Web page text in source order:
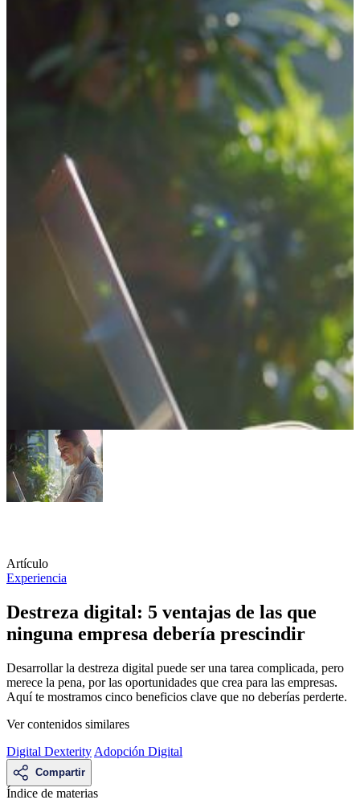
Artículo
Experiencia
Destreza digital: 5 ventajas de las que
ninguna empresa debería prescindir
Desarrollar la destreza digital puede ser una tarea complicada, pero
merece la pena, por las oportunidades que crea para las empresas.
Aquí te mostramos cinco beneficios clave que no deberías perderte.
Ver contenidos similares
Digital Dexterity Adopción Digital
Compartir
Índice de materias